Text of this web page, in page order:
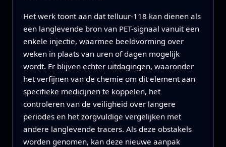
Het werk toont aan dat telluur-118 kan dienen als
een langlevende bron van PET-signaal vanuit een
enkele injectie, waarmee beeldvorming over
weken in plaats van uren of dagen mogelijk
wordt. Er blijven echter uitdagingen, waaronder
het verfijnen van de chemie om dit element aan
specifieke medicijnen te koppelen, het
controleren van de veiligheid over langere
periodes en het zorgvuldige vergelijken met
andere langlevende tracers. Als deze obstakels
worden genomen, kan deze nieuwe aanpak